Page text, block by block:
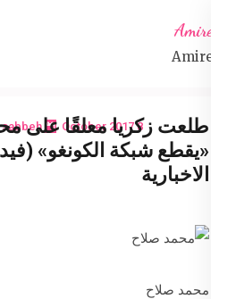
content
Enter)
Amireta
Amireta
8 October 2017
sabbehطلعت زكريا معلقًا على
«يقطع شبكة الكونغو»
الاخبارية
محمد صلاح